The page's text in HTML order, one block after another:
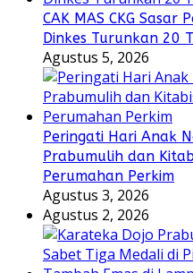
CAK MAS CKG
Dinkes Turunkan 20
Agustus 5, 2026
Peringati Hari Anak
Prabumulih dan
Perumahan Perkim
Agustus 3, 2026
Agustus 2, 2026